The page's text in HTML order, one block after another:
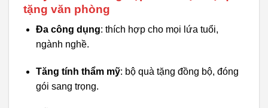
tặng văn phòng
Đa công dụng: thích hợp cho mọi lứa tuổi,
ngành nghề.
Tăng tính thẩm mỹ: bộ quà tặng đồng bộ, đóng
gói sang trọng.